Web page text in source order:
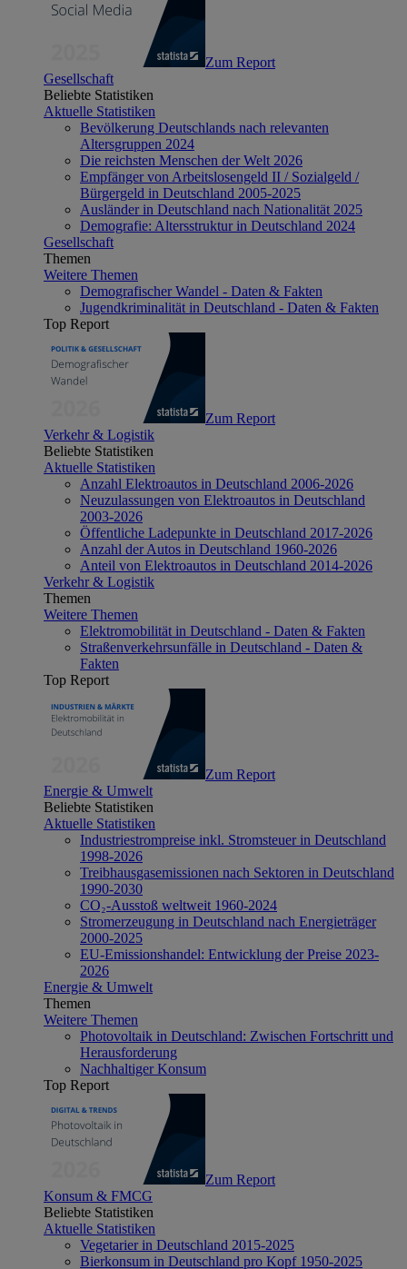
Zum Report
Gesellschaft
Beliebte Statistiken
Aktuelle Statistiken
Bevölkerung Deutschlands nach relevanten
Altersgruppen 2024
Die reichsten Menschen der Welt 2026
Empfänger von Arbeitslosengeld II / Sozialgeld /
Bürgergeld in Deutschland 2005-2025
Ausländer in Deutschland nach Nationalität 2025
Demografie: Altersstruktur in Deutschland 2024
Gesellschaft
Themen
Weitere Themen
Demografischer Wandel - Daten & Fakten
Jugendkriminalität in Deutschland - Daten & Fakten
Top Report
Zum Report
Verkehr & Logistik
Beliebte Statistiken
Aktuelle Statistiken
Anzahl Elektroautos in Deutschland 2006-2026
Neuzulassungen von Elektroautos in Deutschland
2003-2026
Öffentliche Ladepunkte in Deutschland 2017-2026
Anzahl der Autos in Deutschland 1960-2026
Anteil von Elektroautos in Deutschland 2014-2026
Verkehr & Logistik
Themen
Weitere Themen
Elektromobilität in Deutschland - Daten & Fakten
Straßenverkehrsunfälle in Deutschland - Daten &
Fakten
Top Report
Zum Report
Energie & Umwelt
Beliebte Statistiken
Aktuelle Statistiken
Industriestrompreise inkl. Stromsteuer in Deutschland
1998-2026
Treibhausgasemissionen nach Sektoren in Deutschland
1990-2030
CO₂-Ausstoß weltweit 1960-2024
Stromerzeugung in Deutschland nach Energieträger
2000-2025
EU-Emissionshandel: Entwicklung der Preise 2023-
2026
Energie & Umwelt
Themen
Weitere Themen
Photovoltaik in Deutschland: Zwischen Fortschritt und
Herausforderung
Nachhaltiger Konsum
Top Report
Zum Report
Konsum & FMCG
Beliebte Statistiken
Aktuelle Statistiken
Vegetarier in Deutschland 2015-2025
Bierkonsum in Deutschland pro Kopf 1950-2025